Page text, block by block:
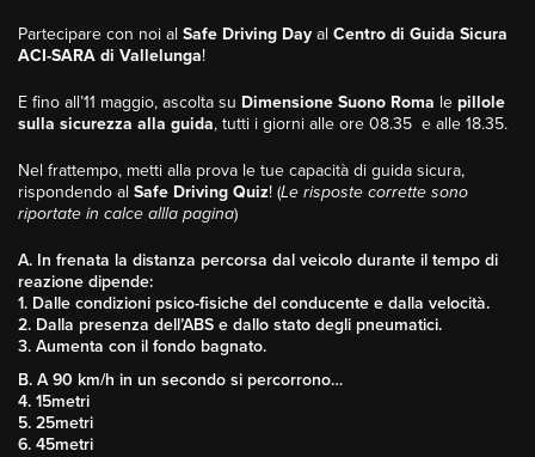
Partecipare con noi al Safe Driving Day al Centro di Guida Sicura
ACI-SARA di Vallelunga!
E fino all’11 maggio, ascolta su Dimensione Suono Roma le pillole
sulla sicurezza alla guida, tutti i giorni alle ore 08.35 e alle 18.35.
Nel frattempo, metti alla prova le tue capacità di guida sicura,
rispondendo al Safe Driving Quiz! (Le risposte corrette sono
riportate in calce allla pagina)
A. In frenata la distanza percorsa dal veicolo durante il tempo di
reazione dipende:
1. Dalle condizioni psico-fisiche del conducente e dalla velocità.
2. Dalla presenza dell’ABS e dallo stato degli pneumatici.
3. Aumenta con il fondo bagnato.
B. A 90 km/h in un secondo si percorrono…
4. 15metri
5. 25metri
6. 45metri